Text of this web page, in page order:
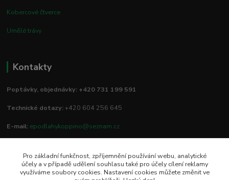
Kobercové čtverce
Umělé trávy
Kontakty
Poptávky, objednávky: +420 731 199 591
Technické dotazy:+420 604 256 645
E-mail: epodlahykoppino@seznam.cz
Prodejna/vzorkovna:
Studio Podlah
Pro základní funkčnost, zpříjemnění používání webu, analytické
účely a v případě udělení souhlasu také pro účely cílení reklamy
využíváme soubory cookies. Nastavení cookies můžete změnit ve